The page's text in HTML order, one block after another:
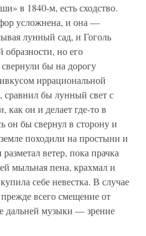
в 1840-м, есть сходство.
усложнена, и она —
лунный сад, и Гоголь
но его
бы на дорогу
иррациональной
бы лунный свет с
как он и делает где-то в
он бы свернул в сторону и
походили на простыни и
ветер, пока прачка
мыльная пена, крахмал и
себе невестка. В случае
всего смещение от
дальней музыки — зрение